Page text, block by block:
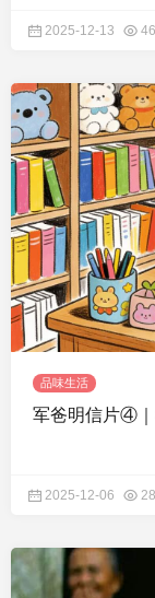
2025-12-13
品味生活
军爸明信片④
2025-12-06